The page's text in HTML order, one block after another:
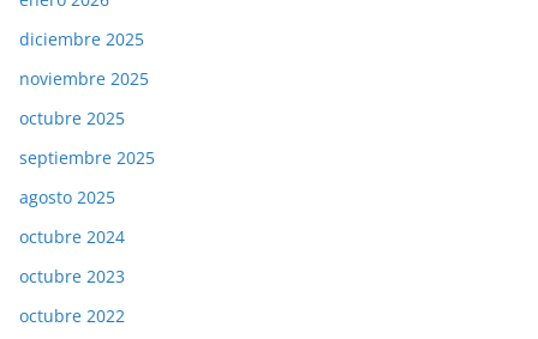
diciembre 2025
noviembre 2025
octubre 2025
septiembre 2025
agosto 2025
octubre 2024
octubre 2023
octubre 2022